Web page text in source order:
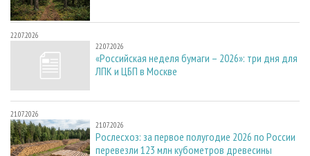
22.07.2026
22.07.2026
«Российская неделя бумаги – 2026»: три дня для
ЛПК и ЦБП в Москве
21.07.2026
21.07.2026
Рослесхоз: за первое полугодие 2026 по России
перевезли 123 млн кубометров древесины